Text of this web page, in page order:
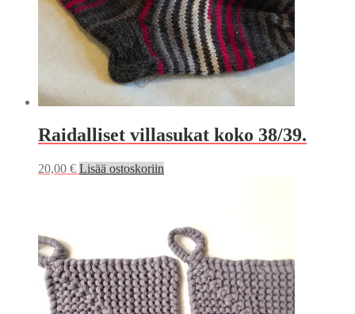
Raidalliset villasukat koko 38/39.
20,00 € Lisää ostoskoriin